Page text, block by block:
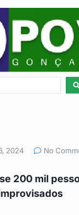
2024 No
200 mil